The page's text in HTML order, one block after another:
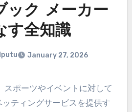
ック メーカー
す全知識
January 27, 2026
スポーツやイベントに対して
ティングサービスを提供す